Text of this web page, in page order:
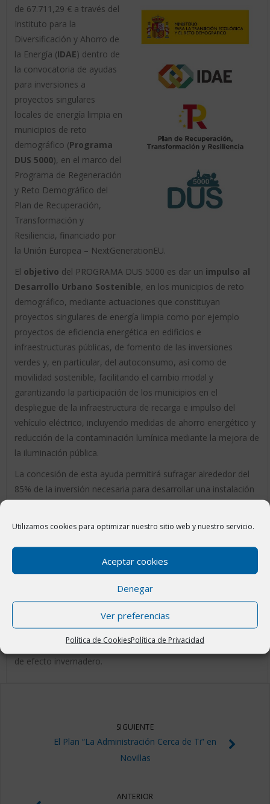
Utilizamos cookies para optimizar nuestro sitio web y nuestro servicio.
Aceptar cookies
Denegar
Ver preferencias
Política de CookiesPolítica de Privacidad
de 67.711,29 € a través del
Instituto para la
Diversificación y Ahorro de
la Energía (IDAE) dentro de
la convocatoria de ayudas
para inversiones a
proyectos singulares
locales de energía limpia en
municipios de reto
demográfico (Programa
DUS 5000), en el marco del
Programa de Regeneración
y Reto Demográfico del
Plan de Recuperación,
Transformación y
Resiliencia, financiado por
la Unión Europea – NextGenerationEU.
El objetivo del PROGRAMA DUS 5000 es dar un impulso al
Desarrollo Urbano Sostenible, en los municipios de reto
demográfico, mediante actuaciones que constituyan
proyectos singulares de energía limpia como por ejemplo
proyectos de eficiencia energética en edificios e
infraestructuras públicas, de fomento de las inversiones
verdes y, en particular, del autoconsumo, así como de
movilidad sostenible, facilitando el cambio modal y
garantizando la participación de los municipios en el
despliegue de la infraestructura de recarga e impulso del
vehículo eléctrico, incluyendo medidas de ahorro energético y
reducción de la contaminación lumínica mediante la mejora de
la iluminación pública.
La concesión de esta ayuda permitirá sufragar alrededor del
85% de la inversión necesaria para desarrollar una instalación
fotovoltaica en la modalidad de autoconsumo compartido,
estará ubicada sobre la cubierta del polideportivo municipal.
de 450 Wp, con una potencia eléctrica total 59,850 kWp y una
producción anual estimada de 94.901 kWh, con la que se
podrá abastecer a la totalidad de los edificios públicos e
instalaciones municipales. Lo que permitirá reducir al máximo
el consumo eléctrico, generando un importante ahorro al
municipio; al tiempo que se reducen las emisiones de gases
de efecto invernadero.
SIGUIENTE
El Plan “La Administración Cerca de Ti” en
Novillas
ANTERIOR